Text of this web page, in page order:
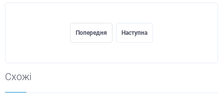
Попередня Наступна
Схожі